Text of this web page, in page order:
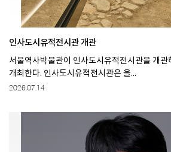
인사도시유적전시관 개관
서울역사박물관이 인사도시유적전시관을 개
개최한다. 인사도시유적전시관은​ 올...
2026.07.14